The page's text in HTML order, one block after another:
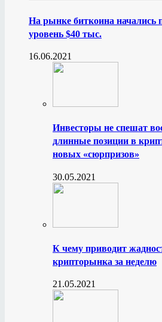
На рынке биткоина начались
уровень $40 тыс.
16.06.2021
Инвесторы не спешат
длинные позиции в
новых «сюрпризов»
30.05.2021
К чему приводит
крипторынка за неделю
21.05.2021